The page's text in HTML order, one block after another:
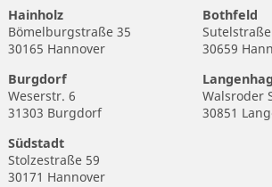
Hainholz
Bömelburgstraße 35
30165 Hannover
Bothfeld
30659
Burgdorf
Weserstr. 6
31303 Burgdorf
Walsroder
30851
Südstadt
Stolzestraße 59
30171 Hannover